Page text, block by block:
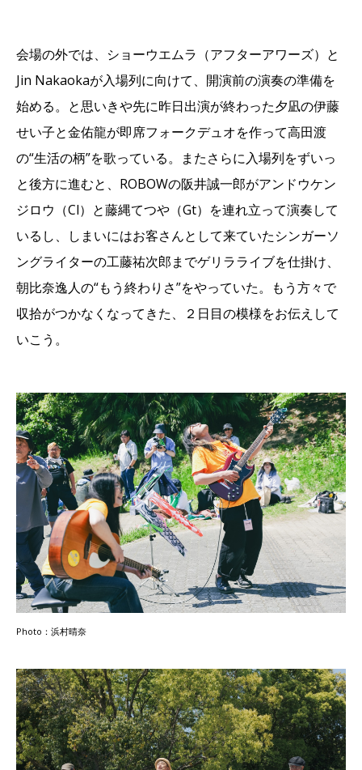
会場の外では、ショーウエムラ（アフターアワーズ）と
Jin Nakaokaが入場列に向けて、開演前の演奏の準備を
始める。と思いきや先に昨日出演が終わった夕凪の伊藤
せい子と金佑龍が即席フォークデュオを作って高田渡
の“生活の柄”を歌っている。またさらに入場列をずいっ
と後方に進むと、ROBOWの阪井誠一郎がアンドウケン
ジロウ（Cl）と藤縄てつや（Gt）を連れ立って演奏して
いるし、しまいにはお客さんとして来ていたシンガーソ
ングライターの工藤祐次郎までゲリラライブを仕掛け、
朝比奈逸人の“もう終わりさ”をやっていた。もう方々で
収拾がつかなくなってきた、２日目の模様をお伝えして
いこう。
Photo：浜村晴奈